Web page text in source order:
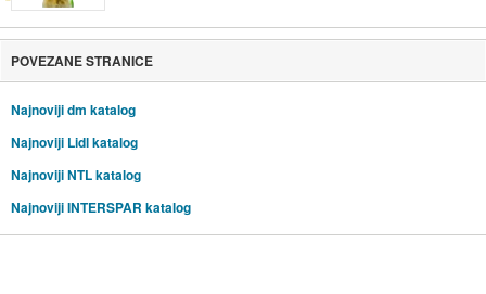
POVEZANE STRANICE
Najnoviji dm katalog
Najnoviji Lidl katalog
Najnoviji NTL katalog
Najnoviji INTERSPAR katalog